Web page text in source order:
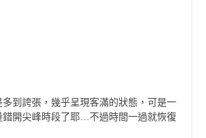
多到誇張 ，幾乎呈現客滿的狀態，可是一
錯開尖峰時段了耶…不過時間一過就恢復